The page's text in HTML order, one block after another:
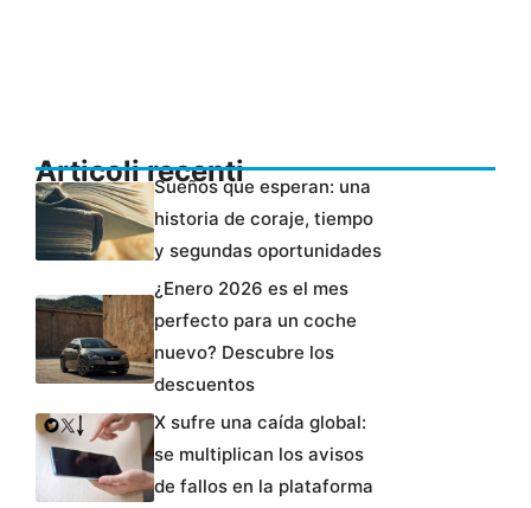
Articoli recentiSueños que esperan: una
historia de coraje, tiempo
y segundas oportunidades
¿Enero 2026 es el mes
perfecto para un coche
nuevo? Descubre los
descuentos
X sufre una caída global:
se multiplican los avisos
de fallos en la plataforma